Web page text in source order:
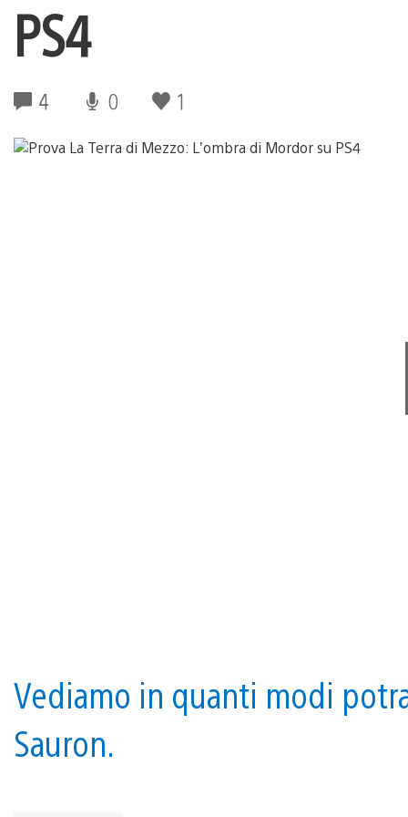
PS4
4 0 1
Vediamo in quanti modi
Sauron.